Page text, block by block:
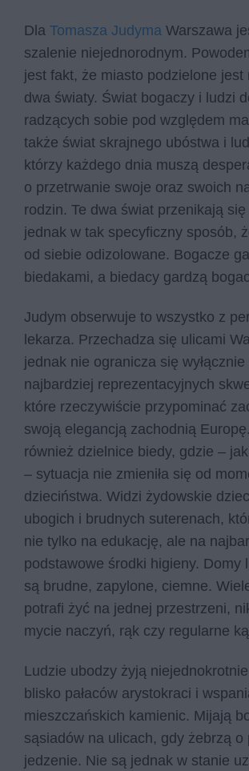
Dla Tomasza Judyma Warszawa
szalenie niejednorodnym.
jest fakt, że miasto podzielone jest
dwa światy. Świat bogaczy i ludzi
radzących sobie pod względem
także świat skrajnego ubóstwa i
którzy każdego dnia muszą
o przetrwanie swoje oraz swoich
rodzin. Te dwa świat przenikają
jednak w tak specyficzny sposób,
od siebie odizolowane. Bogacze
biedakami, a biedacy gardzą
Judym obserwuje to wszystko z
lekarza. Przechadza się ulicami
jednak nie ogranicza się wyłącznie
najbardziej reprezentacyjnych
które rzeczywiście przypominać
swoją elegancją zachodnią
również dzielnice biedy, gdzie –
– sytuacja nie zmieniła się od
dzieciństwa. Widzi żydowskie
ubogich i brudnych suterenach,
nie tylko na edukację, ale na
podstawowe środki higieny. Domy
są brudne, zapylone, ciemne.
potrafi żyć na jednej przestrzeni,
mycie naczyń, rąk czy regularne
Ludzie ubodzy żyją
blisko pałaców arystokraci i
mieszczańskich kamienic. Mijają
sąsiadów na ulicach, gdy żebrzą o
jedzenie. Nie są jednak w stanie